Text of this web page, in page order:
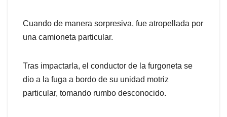
Cuando de manera sorpresiva, fue atropellada por
una camioneta particular.
Tras impactarla, el conductor de la furgoneta se
dio a la fuga a bordo de su unidad motriz
particular, tomando rumbo desconocido.